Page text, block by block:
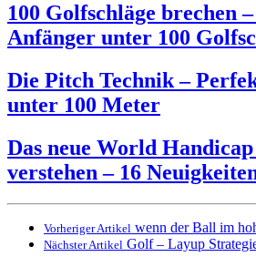
100 Golfschläge brechen
Anfänger unter 100
Die Pitch Technik –
unter 100 Meter
Das neue World Handicap
verstehen – 16
Vorheriger Artikel wenn der Ball im
Nächster Artikel Golf – Layup